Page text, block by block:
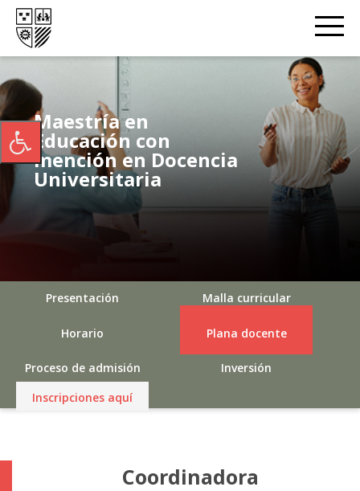
Maestría en
Educación con
mención en Docencia
Universitaria
Presentación Malla curricular
Horario Plana docente
Proceso de admisión
Inversión
Inscripciones aquí
Coordinadora